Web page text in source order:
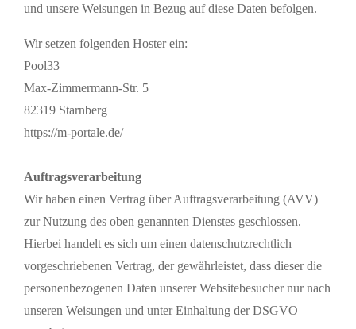
und unsere Weisungen in Bezug auf diese Daten befolgen.
Wir setzen folgenden Hoster ein:
Pool33
Max-Zimmermann-Str. 5
82319 Starnberg
https://m-portale.de/
Auftragsverarbeitung
Wir haben einen Vertrag über Auftragsverarbeitung (AVV)
zur Nutzung des oben genannten Dienstes geschlossen.
Hierbei handelt es sich um einen datenschutzrechtlich
vorgeschriebenen Vertrag, der gewährleistet, dass dieser die
personenbezogenen Daten unserer Websitebesucher nur nach
unseren Weisungen und unter Einhaltung der DSGVO